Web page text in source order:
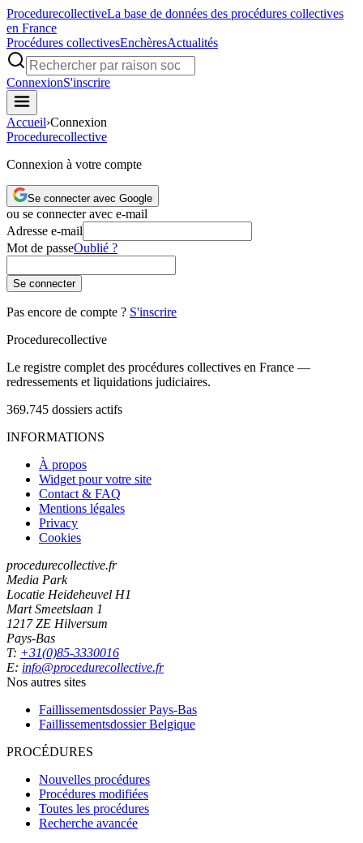
ProcedurecollectiveLa base de données des procédures collectives
en France
Procédures collectivesEnchèresActualités
ConnexionS'inscrire
Accueil›Connexion
Procedurecollective
Connexion à votre compte
Se connecter avec Google
ou se connecter avec e-mail
Adresse e-mail
Mot de passeOublié ?
Se connecter
Pas encore de compte ? S'inscrire
Procedurecollective
Le registre complet des procédures collectives en France —
redressements et liquidations judiciaires.
369.745 dossiers actifs
INFORMATIONS
À propos
Widget pour votre site
Contact & FAQ
Mentions légales
Privacy
Cookies
procedurecollective.fr
Media Park
Locatie Heideheuvel H1
Mart Smeetslaan 1
1217 ZE Hilversum
Pays-Bas
T: +31(0)85-3330016
E: info@procedurecollective.fr
Nos autres sites
Faillissementsdossier Pays-Bas
Faillissementsdossier Belgique
PROCÉDURES
Nouvelles procédures
Procédures modifiées
Toutes les procédures
Recherche avancée